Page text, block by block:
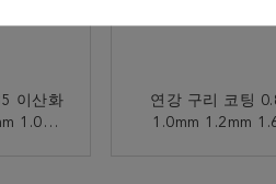
이산화
1.0mm
연강 구리 코팅
1.0mm 1.2mm